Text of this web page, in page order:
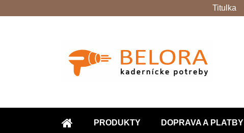
ÚVOD
PRODUKTY DOPRAVA A PLATBY
Titulka